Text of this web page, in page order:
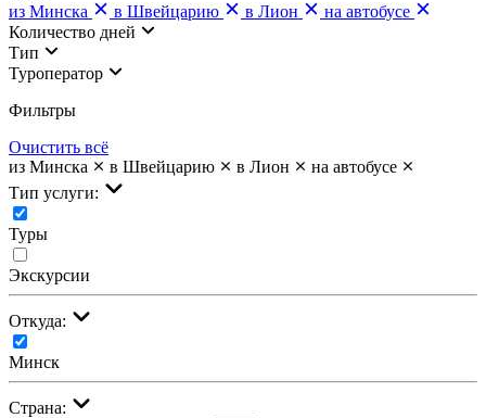
из Минска
в Швейцарию в Лион
на автобусе
Количество дней
Тип
Туроператор
Фильтры
Очистить всё
из Минска
в Швейцарию в Лион
на автобусе
Тип услуги:
Туры
Экскурсии
Откуда:
Минск
Страна: